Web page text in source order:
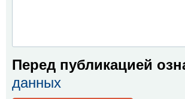
Перед публикацией
данных